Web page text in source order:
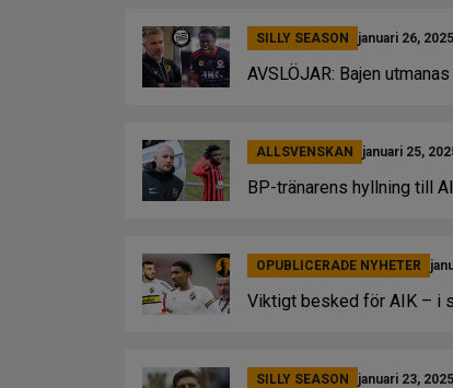
SILLY SEASON januari 26, 2025
AVSLÖJAR: Bajen
ALLSVENSKAN januari 25,
BP-tränarens hyllning till
OPUBLICERADE NYHETER
Viktigt besked för AIK – i
SILLY SEASON januari 23, 2025